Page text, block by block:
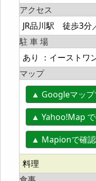
アクセス
JR品川駅 徒歩3
駐 車 場
あり ：イーストワ
マップ
▲ Googleマップ
▲ Yahoo!Map
▲ Mapionで確
料理